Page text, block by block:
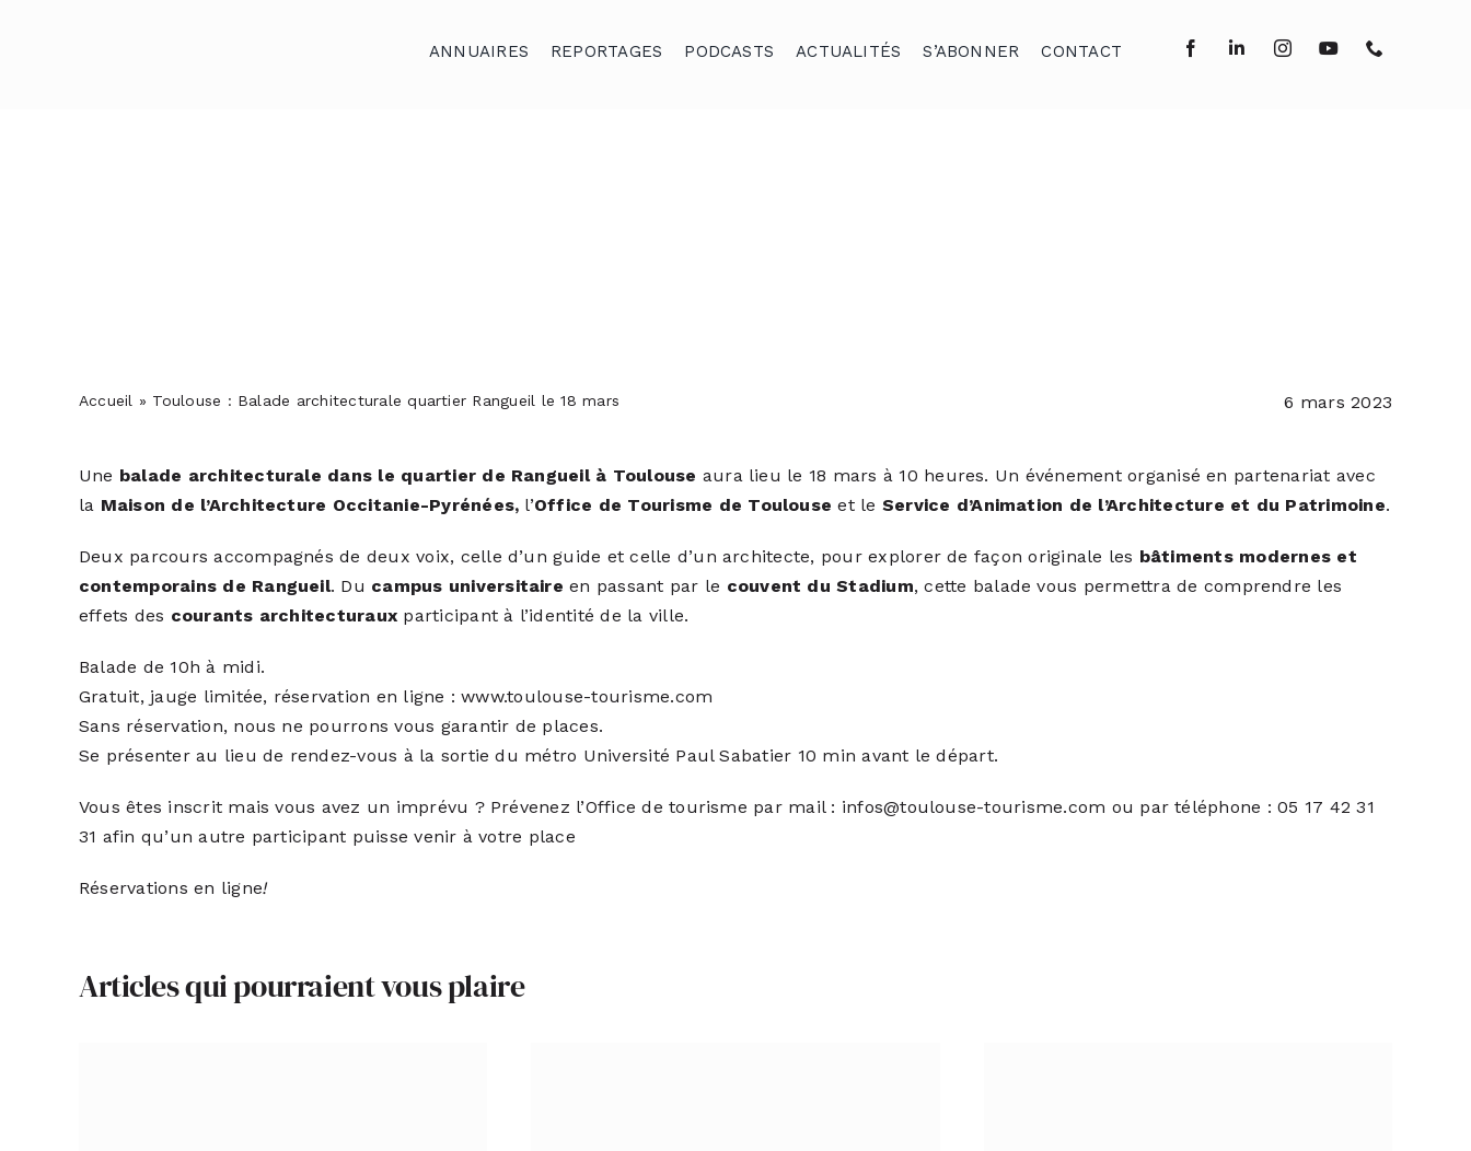
ANNUAIRES REPORTAGES PODCASTS ACTUALITÉS S’ABONNER CONTACT
Accueil » Toulouse : Balade architecturale quartier Rangueil le 18 mars 6 mars 2023
Une balade architecturale dans le quartier de Rangueil à Toulouse aura lieu le 18 mars à 10 heures. Un événement organisé en partenariat avec
la Maison de l’Architecture Occitanie-Pyrénées, l’Office de Tourisme de Toulouse et le Service d’Animation de l’Architecture et du Patrimoine.
Deux parcours accompagnés de deux voix, celle d’un guide et celle d’un architecte, pour explorer de façon originale les bâtiments modernes et
contemporains de Rangueil. Du campus universitaire en passant par le couvent du Stadium, cette balade vous permettra de comprendre les
effets des courants architecturaux participant à l’identité de la ville.
Balade de 10h à midi.
Gratuit, jauge limitée, réservation en ligne :www.toulouse-tourisme.com
Sans réservation, nous ne pourrons vous garantir de places.
Se présenter au lieu de rendez-vous à la sortie du métro Université Paul Sabatier 10 min avant le départ.
Vous êtes inscrit mais vous avez un imprévu ? Prévenez l’Office de tourisme par mail : infos@toulouse-tourisme.com ou par téléphone : 05 17 42 31
31 afin qu’un autre participant puisse venir à votre place
Réservations en ligne!
Articles qui pourraient vous plaire
S’abonner